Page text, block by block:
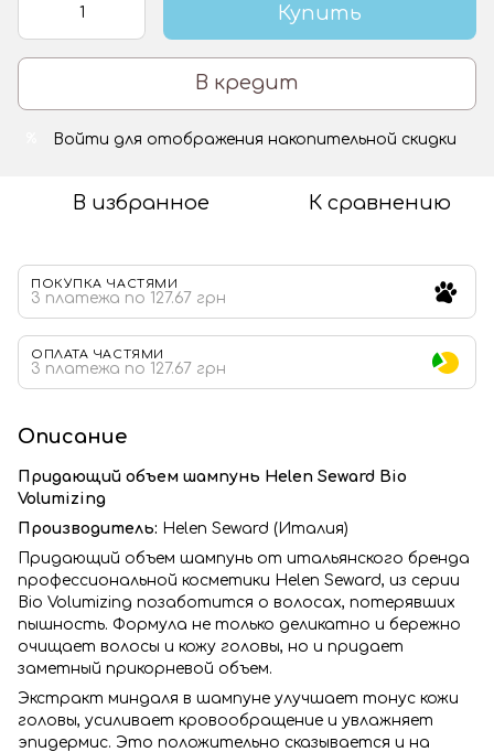
Купить
В кредит
Войти для отображения накопительной скидки
В избранное К сравнению
ПОКУПКА ЧАСТЯМИ
3 платежа по 127.67 грн
ОПЛАТА ЧАСТЯМИ
3 платежа по 127.67 грн
Описание
Придающий объем шампунь Helen Seward Bio
Volumizing
Производитель: Helen Seward (Италия)
Придающий объем шампунь от итальянского бренда
профессиональной косметики Helen Seward, из серии
Bio Volumizing позаботится о волосах, потерявших
пышность. Формула не только деликатно и бережно
очищает волосы и кожу головы, но и придает
заметный прикорневой объем.
Экстракт миндаля в шампуне улучшает тонус кожи
головы, усиливает кровообращение и увлажняет
эпидермис. Это положительно сказывается и на